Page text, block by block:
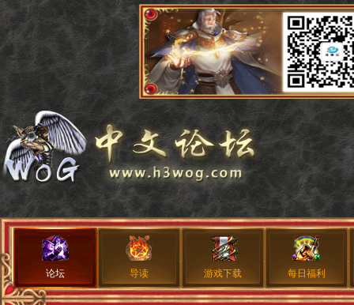
论坛 导读 游戏下载 每日福利